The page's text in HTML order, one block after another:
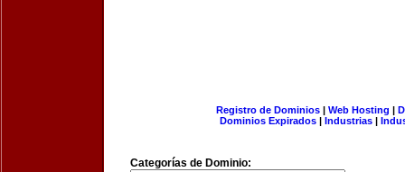
Registro de Dominios| Web Hosting |
Dominios Expirados | Industrias |
Categorías de Dominio: